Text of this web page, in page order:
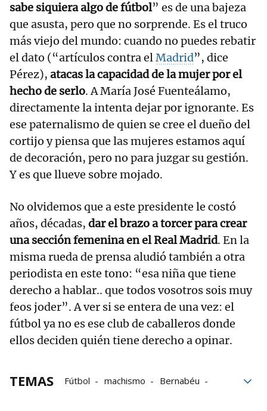
sabe siquiera algo de fútbol” es de una bajeza
que asusta, pero que no sorprende. Es el truco
más viejo del mundo: cuando no puedes rebatir
el dato (“artículos contra elMadrid”, dice
Pérez), atacas la capacidad de la mujer por el
hecho de serlo. A María José Fuenteálamo,
directamente la intenta dejar por ignorante. Es
ese paternalismo de quien se cree el dueño del
cortijo y piensa que las mujeres estamos aquí
de decoración, pero no para juzgar su gestión.
Y es que llueve sobre mojado.
No olvidemos que a este presidente le costó
años, décadas, dar el brazo a torcer para crear
una sección femenina en el Real Madrid. En la
misma rueda de prensa aludió también a otra
periodista en este tono: “esa niña que tiene
derecho a hablar.. que todos vosotros sois muy
feos joder”. A ver si se entera de una vez: el
fútbol ya no es ese club de caballeros donde
ellos deciden quién tiene derecho a opinar.
TEMAS Fútbol machismo
Bernabéu